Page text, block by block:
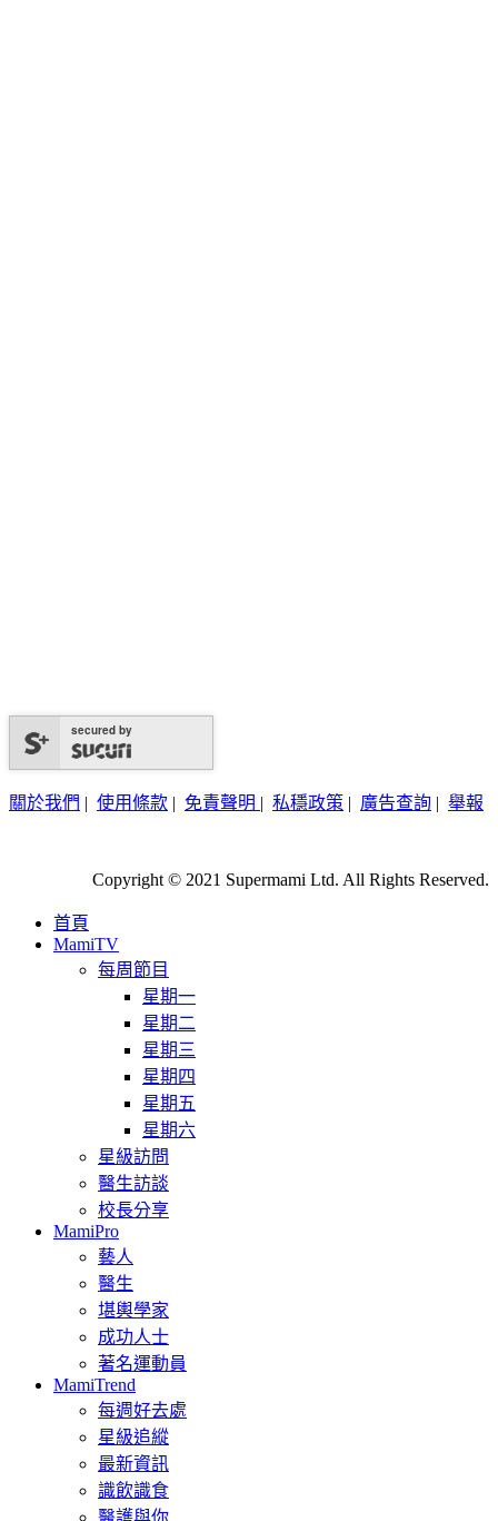
secured by
關於我們 | 使用條款 | 免責聲明 | 私穩政策 | 廣告查詢 | 舉報
Copyright © 2021 Supermami Ltd. All Rights Reserved.
首頁
MamiTV
每周節目
星期一
星期二
星期三
星期四
星期五
星期六
星級訪問
醫生訪談
校長分享
MamiPro
藝人
醫生
堪輿學家
成功人士
著名運動員
MamiTrend
每週好去處
星級追縱
最新資訊
識飲識食
醫護與你